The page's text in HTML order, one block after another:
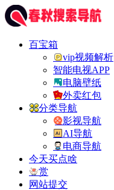
百宝箱
vip视频解析
智能电视APP
电脑壁纸
外卖红包
分类导航
影视导航
AI导航
电商导航
今天买点啥
赏
网站提交